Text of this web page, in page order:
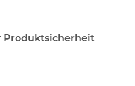
Produktsicherheit